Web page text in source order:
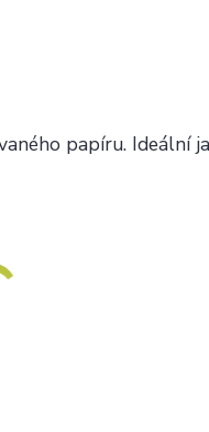
papíru. Ideální